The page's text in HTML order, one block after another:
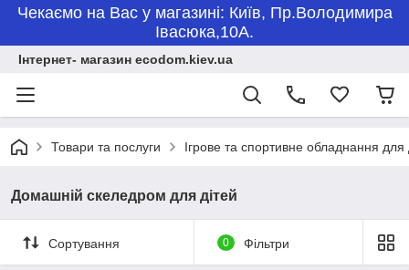
Чекаємо на Вас у магазині: Київ, Пр.Володимира
Івасюка,10А.
Інтернет- магазин ecodom.kiev.ua
Товари та послуги Ігрове та спортивне обладнання для
Домашній скеледром для дітей
Сортування 0 Фільтри